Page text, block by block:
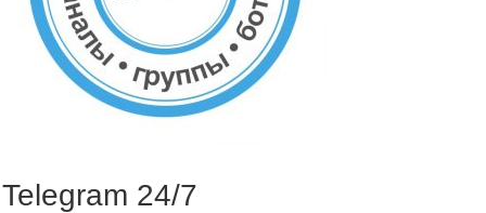
Telegram 24/7